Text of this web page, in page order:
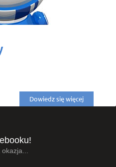
Dowiedz się więcej
okazja...